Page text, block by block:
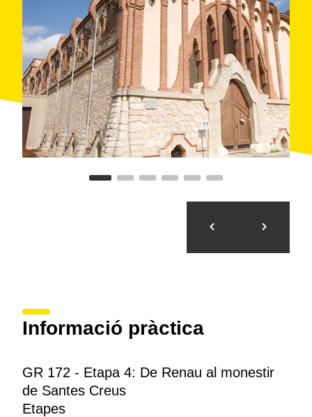
Informació pràctica
GR 172 - Etapa 4: De Renau al monestir
de Santes Creus
Etapes